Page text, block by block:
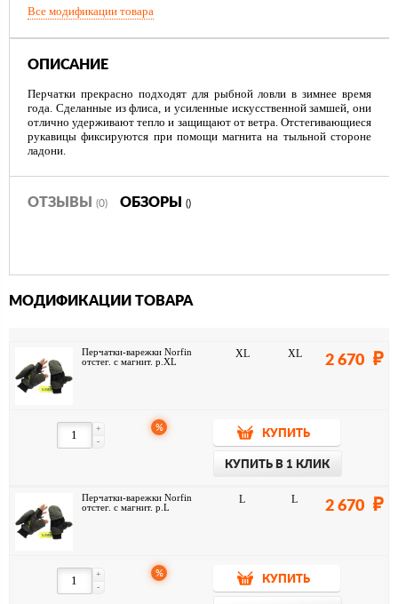
Все модификации товара
ОПИСАНИЕ
Перчатки прекрасно подходят для рыбной ловли в зимнее время
года. Сделанные из флиса, и усиленные искусственной замшей, они
отлично удерживают тепло и защищают от ветра. Отстегивающиеся
рукавицы фиксируются при помощи магнита на тыльной стороне
ладони.
ОТЗЫВЫ (0) ОБЗОРЫ ()
МОДИФИКАЦИИ ТОВАРА
Перчатки-варежки Norfin
отстег. с магнит. р.XL
XL XL 2 670
-
+ %
КУПИТЬ
КУПИТЬ В 1 КЛИК
Перчатки-варежки Norfin
отстег. с магнит. р.L
L L 2 670
-
+ %
КУПИТЬ